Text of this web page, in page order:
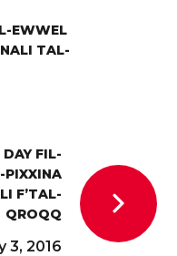
EWWEL
TAL-
DAY FIL-
PIXXINA
F’TAL-
QROQQ
3, 2016